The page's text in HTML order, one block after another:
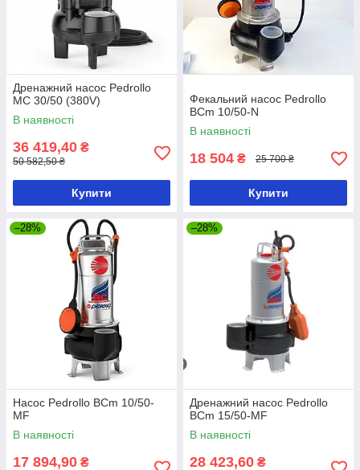
Дренажний насос Pedrollo
MC 30/50 (380V)
В наявності
36 419,40 ₴
50 582,50 ₴
Купити
Фекальний насос Pedrollo
BCm 10/50-N
В наявності
18 504 ₴ 25 700 ₴
Купити
–28%
Насос Pedrollo BCm 10/50-
MF
В наявності
17 894,90 ₴
–28%
Дренажний насос Pedrollo
BCm 15/50-MF
В наявності
28 423,60 ₴